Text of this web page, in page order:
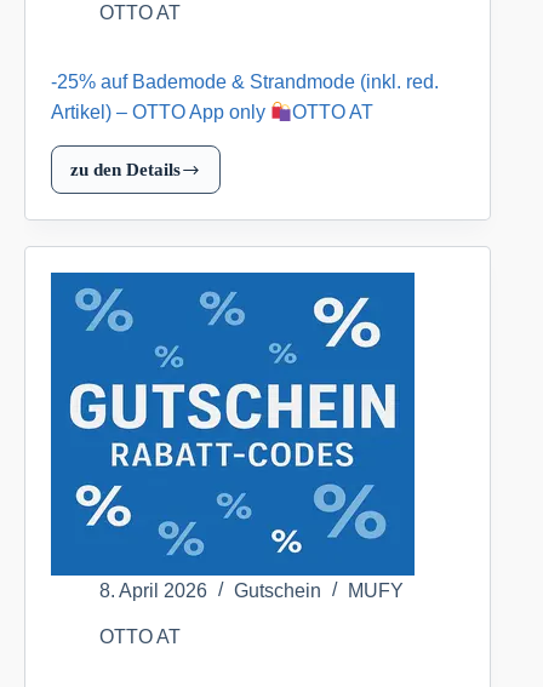
OTTO AT
-25% auf Bademode & Strandmode (inkl. red.
Artikel) – OTTO App only
OTTO AT
zu den Details
-25%
&
Strandmode
red.
Artikel)
–
OTTO
App
OTTO
AT
8. April 2026 Gutschein MUFY
OTTO AT